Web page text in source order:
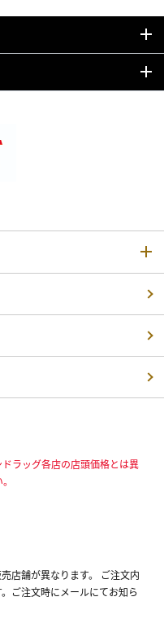
ラッグ各店の店頭価格とは異
店舗が異なります。 ご注文内
ご注文時にメールにてお知ら